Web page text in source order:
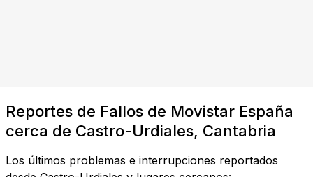
Reportes de Fallos de Movistar España
cerca de Castro-Urdiales, Cantabria
Los últimos problemas e interrupciones reportados